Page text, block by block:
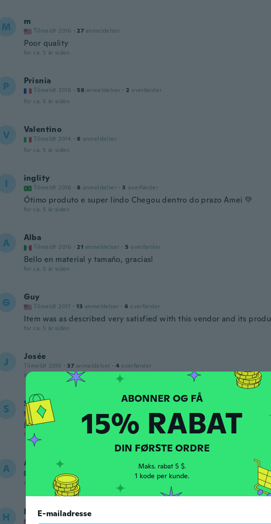
M m
Tilmeldt 2016 · 27 anmeldelser
Poor quality
for ca. 5 år siden
P Prisnia
Tilmeldt 2016 · 58 anmeldelser · 2 overførsler
for ca. 5 år siden
V Valentino
Tilmeldt 2014 · 6 anmeldelser
for ca. 5 år siden
I inglity
Tilmeldt 2016 · 8 anmeldelser · 3 overførsler
Ótimo produto e super lindo Chegou dentro do prazo Amei 💚
for ca. 5 år siden
A Alba
Tilmeldt 2016 · 21 anmeldelser · 5 overførsler
Bello en material y tamaño, gracias!
for ca. 5 år siden
G Guy
Tilmeldt 2017 · 13 anmeldelser · 6 overførsler
Item was as described very satisfied with this vendor and its
for ca. 5 år siden
J Josée
Tilmeldt 2015 · 37 anmeldelser · 4 overførsler
for ca. 5 år siden
S Shelia
Tilmeldt 2018 anmeldelser
I love these!!
for ca. 6 år siden
A Alessandra
Tilmeldt 2018
for ca. 6 år siden
H Heather
15% RABAT
DIN FØRSTE ORDRE
Maks. rabat 5 $.
1 kode per kunde.
E-mailadresse